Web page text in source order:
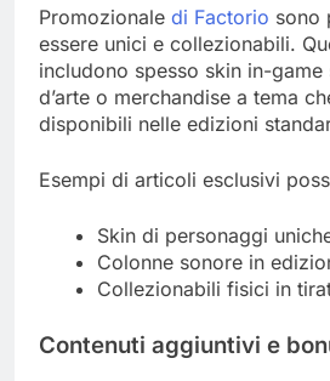
Promozionale di Factorio sono
essere unici e collezionabili.
includono spesso skin in-
d’arte o merchandise a tema
disponibili nelle edizioni
Esempi di articoli esclusivi
Skin di personaggi
Colonne sonore in
Collezionabili fisici in
Contenuti aggiuntivi e